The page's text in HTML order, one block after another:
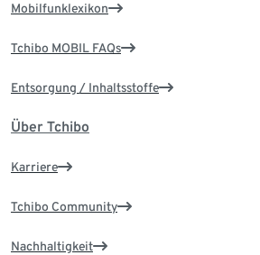
Mobilfunklexikon
Tchibo MOBIL FAQs
Entsorgung / Inhaltsstoffe
Über Tchibo
Karriere
Tchibo Community
Nachhaltigkeit